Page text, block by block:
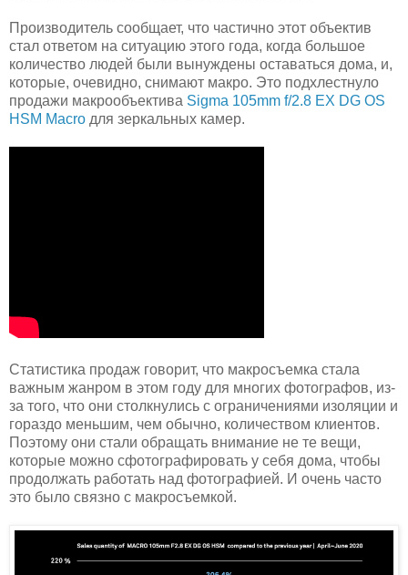
Производитель сообщает, что частично этот объектив
стал ответом на ситуацию этого года, когда большое
количество людей были вынуждены оставаться дома, и,
которые, очевидно, снимают макро. Это подхлестнуло
продажи макрообъектива Sigma 105mm f/2.8 EX DG OS
HSM Macro для зеркальных камер.
Статистика продаж говорит, что макросъемка стала
важным жанром в этом году для многих фотографов, из-
за того, что они столкнулись с ограничениями изоляции и
гораздо меньшим, чем обычно, количеством клиентов.
Поэтому они стали обращать внимание не те вещи,
которые можно сфотографировать у себя дома, чтобы
продолжать работать над фотографией. И очень часто
это было связно с макросъемкой.